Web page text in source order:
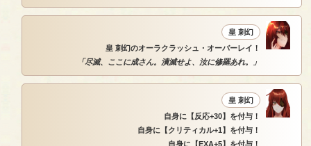
皇 刺幻
皇 刺幻のオーラクラッシュ・オーバーレイ！
「尽滅、ここに成さん。潰滅せよ、汝に修羅あれ。」
皇 刺幻
自身に【反応+30】を付与！
自身に【クリティカル+1】を付与！
自身に【EXA+5】を付与！